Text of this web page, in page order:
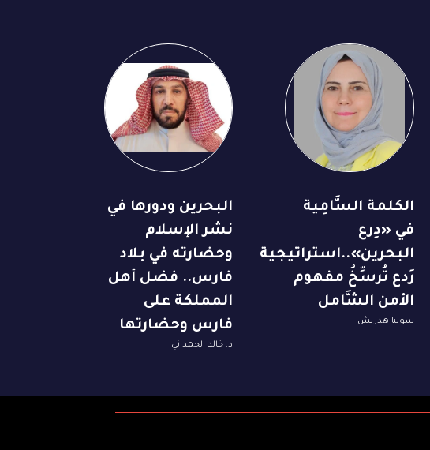
الكلمة السَّامِية
في «دِرع
البحرين»..استراتيجية
رَدع تُرسِّخُ مفهوم
الأمن الشَّامل
سونيا هدريش
البحرين ودورها في
نشر الإسلام
وحضارته في بلاد
فارس.. فضل أهل
المملكة على
فارس وحضارتها
د. خالد الحمداني